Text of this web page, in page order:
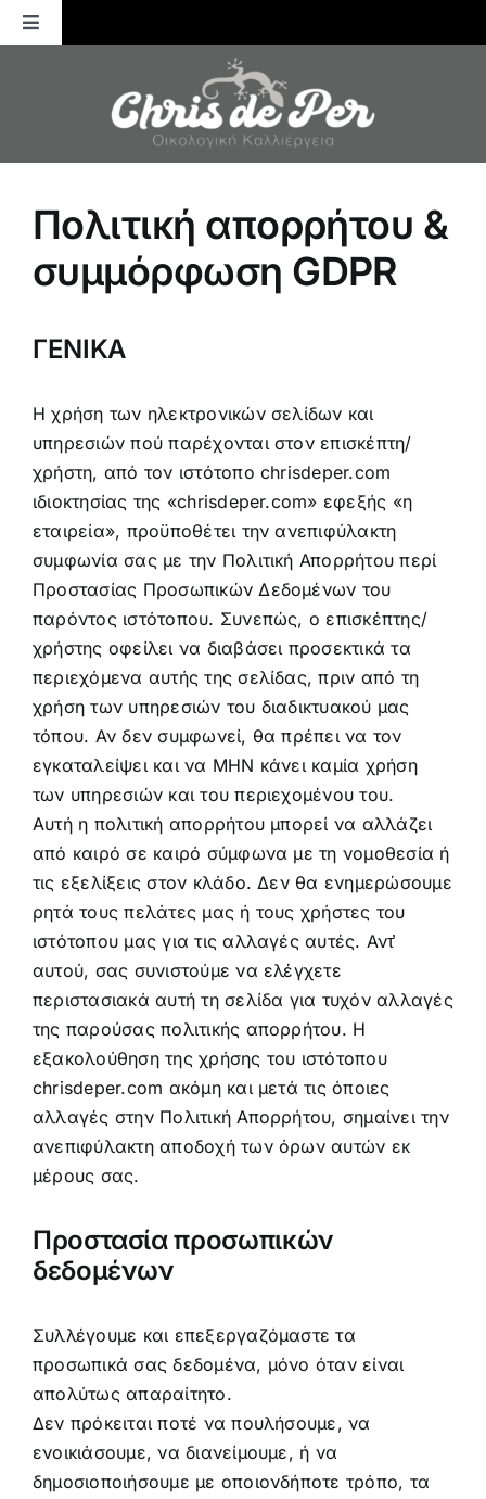
Μετάβαση
στοToggle
ΚΑΛΛΙΕΡΓΕΙΕΣ
ΛΙΠΑΝΣΗ
ΕΝΤΟΜΑ
ΓΕΝΙΚΕΣ ΣΥΜΒΟΥΛΕΣ
ΑΠΟΨΕΙΣ
ΒΙΝΤΕΟ
ΕΠΙΚΟΙΝΩΝΙΑ
Πολιτική απορρήτου &
συμμόρφωση GDPR
ΓΕΝΙΚΑ
Η χρήση των ηλεκτρονικών σελίδων και
υπηρεσιών πού παρέχονται στον επισκέπτη/
χρήστη, από τον ιστότοπο chrisdeper.com
ιδιοκτησίας της «chrisdeper.com» εφεξής «η
εταιρεία», προϋποθέτει την ανεπιφύλακτη
συμφωνία σας με την Πολιτική Απορρήτου περί
Προστασίας Προσωπικών Δεδομένων του
παρόντος ιστότοπου. Συνεπώς, ο επισκέπτης/
χρήστης οφείλει να διαβάσει προσεκτικά τα
περιεχόμενα αυτής της σελίδας, πριν από τη
χρήση των υπηρεσιών του διαδικτυακού μας
τόπου. Αν δεν συμφωνεί, θα πρέπει να τον
εγκαταλείψει και να ΜΗΝ κάνει καμία χρήση
των υπηρεσιών και του περιεχομένου του.
Αυτή η πολιτική απορρήτου μπορεί να αλλάζει
από καιρό σε καιρό σύμφωνα με τη νομοθεσία ή
τις εξελίξεις στον κλάδο. Δεν θα ενημερώσουμε
ρητά τους πελάτες μας ή τους χρήστες του
ιστότοπου μας για τις αλλαγές αυτές. Αντ̓
αυτού, σας συνιστούμε να ελέγχετε
περιστασιακά αυτή τη σελίδα για τυχόν αλλαγές
της παρούσας πολιτικής απορρήτου. Η
εξακολούθηση της χρήσης του ιστότοπου
chrisdeper.com ακόμη και μετά τις όποιες
αλλαγές στην Πολιτική Απορρήτου, σημαίνει την
ανεπιφύλακτη αποδοχή των όρων αυτών εκ
μέρους σας.
Προστασία προσωπικών
δεδομένων
Συλλέγουμε και επεξεργαζόμαστε τα
προσωπικά σας δεδομένα, μόνο όταν είναι
απολύτως απαραίτητο.
Δεν πρόκειται ποτέ να πουλήσουμε, να
ενοικιάσουμε, να διανείμουμε, ή να
δημοσιοποιήσουμε με οποιονδήποτε τρόπο, τα